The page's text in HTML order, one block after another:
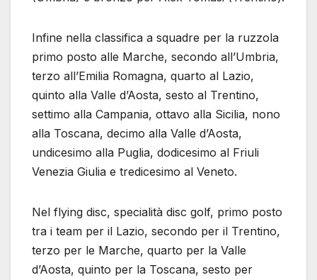
Infine nella classifica a squadre per la ruzzola
primo posto alle Marche, secondo all’Umbria,
terzo all’Emilia Romagna, quarto al Lazio,
quinto alla Valle d’Aosta, sesto al Trentino,
settimo alla Campania, ottavo alla Sicilia, nono
alla Toscana, decimo alla Valle d’Aosta,
undicesimo alla Puglia, dodicesimo al Friuli
Venezia Giulia e tredicesimo al Veneto.
Nel flying disc, specialità disc golf, primo posto
tra i team per il Lazio, secondo per il Trentino,
terzo per le Marche, quarto per la Valle
d’Aosta, quinto per la Toscana, sesto per